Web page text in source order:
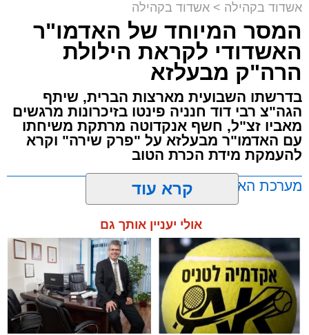
מלכה על ידי "המרכז למורשת" בראשות מ"מ ראש
העיר הרב אבי אמסלם בשיתוף הרשות העירונית
'מהות' בראשות חבר מועצת העיר הרב מני אזולאי.
האירוע הענק יתקיים כאמור ע"י 'המרכז למורשת'
ובשיתוף רשת ישיבות בין הזמנים 'חזון עובדיה'
מבית הרשות העירונית 'מהות' במסגרתה פועלות
עשרות נקודות של ישיבות בין הזמנים ברחבי העיר
שבהם לומדים מאות בחורי ישיבות ומתעלים
בתורה גם בימי החופש.
במופע סיום בין הזמנים שישולב עם מלווה מלכה
מוזיקלי יופיעו על במה אחת ענקי הזמר והרגש,
בנצי שטיין, יצחק בן ארזה ושמוליק קליין בליווי
תזמורת מורחבת בניצוחו של מאסטרו דני אבידני.
אשדוד בקהילה > אשדוד בקהילה
המסר המיוחד של האדמו"ר
האשדודי לקראת הילולת
הרה"ק מבעלזא
בדרשתו השבועית מארצות הברית, שיתף
הגה"צ רבי דוד חנניה פינטו בזיכרונות מרגשים
מאביו זצ"ל, חשף אנקדוטה מרתקת משיחתו
עם האדמו"ר מבעלזא על "פרק שירה" וקרא
להעמקת מידת הכרת הטוב
מערכת האתר / 00:23 06.08.26
תגים:אשדוד, בעלזא הילולא
קרא עוד
אולי יעניין אותך גם